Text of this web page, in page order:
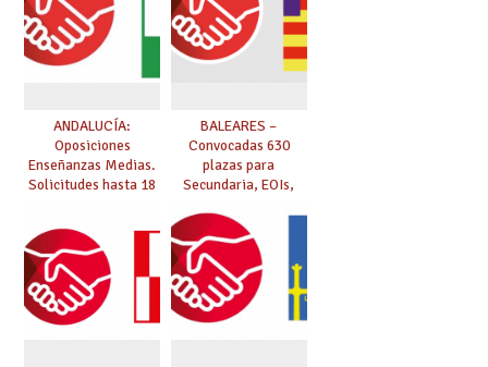
ANDALUCÍA:
Oposiciones
Enseñanzas Medias.
Solicitudes hasta 18
BALEARES –
Convocadas 630
plazas para
Secundaria, EOIs,
Conservatorios y FP